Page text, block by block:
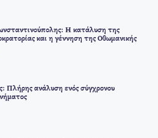
Η κατάλυση της
και η γέννηση της Οθωμανικής
Πλήρης ανάλυση ενός σύγχρονου